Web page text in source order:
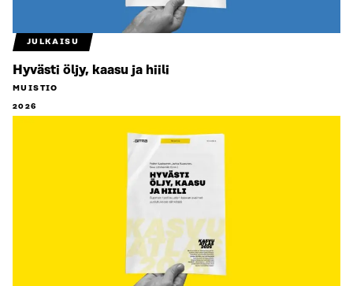
JULKAISU
Hyvästi öljy, kaasu ja hiili
MUISTIO
2026